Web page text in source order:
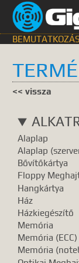
BEMUTATKOZÁS
GyIK.
Gyártók
<< vissza
Alaplap
Alaplap
Bővítőkártya
Floppy
Hangkártya
Ház
Házkiegészítő
Memória
Memória (ECC)
Memória